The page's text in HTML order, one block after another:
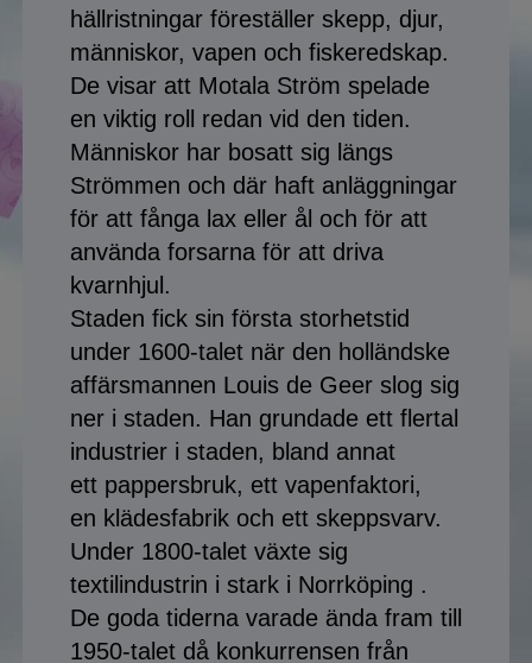
Medium i Östersund
Medium i Umeå
Medium i Borås
Medium i Borlänge
Medium i Västerås
Medium i Dalarna
Medium i Växjö
Medium i Värmland
Vi, Världen & Universum
Spålinjer!
Varför Sierska.se?
Astroguiden
Besøkende fra Norge
Kontakt
hällristningar föreställer skepp, djur,
människor, vapen och fiskeredskap.
De visar att Motala Ström spelade
en viktig roll redan vid den tiden.
Människor har bosatt sig längs
Strömmen och där haft anläggningar
för att fånga lax eller ål och för att
använda forsarna för att driva
kvarnhjul.
Staden fick sin första storhetstid
under 1600-talet när den holländske
affärsmannen Louis de Geer slog sig
ner i staden. Han grundade ett flertal
industrier i staden, bland annat
ett pappersbruk, ett vapenfaktori,
en klädesfabrik och ett skeppsvarv.
Under 1800-talet växte sig
textilindustrin i stark i Norrköping .
De goda tiderna varade ända fram till
1950-talet då konkurrensen från